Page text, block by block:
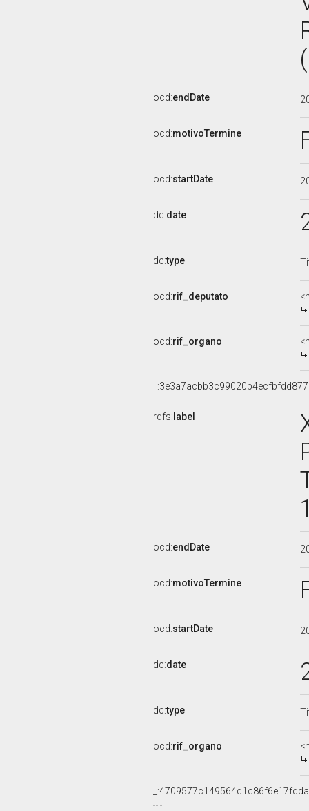
ocd:endDate
ocd:motivoTermine
ocd:startDate
dc:date
dc:type
ocd:rif_deputato
ocd:rif_organo
rdfs: label
ocd:endDate
ocd:motivoTermine
ocd:startDate
dc:date
dc:type
ocd:rif_organo